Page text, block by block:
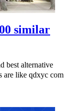
similar
best alternative
are like qdxyc com